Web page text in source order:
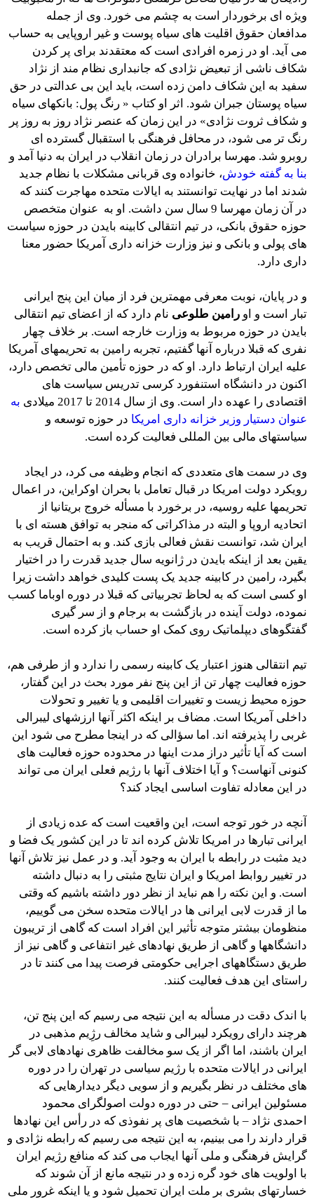
ویژه ای برخوردار است به چشم می خورد. وی از جمله
مدافعان حقوق اقلیت های سیاه پوست و غیر اروپایی به حساب
می آید. او در زمره افرادی است که معتقدند برای پر کردن
شکاف ناشی از تبعیض نژادی که جانبداری نظام مند از نژاد
سفید به این شکاف دامن زده است، باید این بی عدالتی در حق
سیاه پوستان جبران شود. اثر او کتاب « رنگ پول: بانکهای سیاه
و شکاف ثروت نژادی» در این زمان که عنصر نژاد روز به روز پر
رنگ تر می شود، در محافل فرهنگی با استقبال گسترده ای
روبرو شد. مهرسا برادران در زمان انقلاب در ایران به دنیا آمد و
بنا به گفته خودش، خانواده وی قربانی مشکلات با نظام جدید
شدند اما در نهایت توانستند به ایالات متحده مهاجرت کنند که
در آن زمان مهرسا 9 سال سن داشت. او به عنوان متخصص
حوزه حقوق بانکی، در تیم انتقالی کابینه بایدن در حوزه سیاست
های پولی و بانکی و نیز وزارت خزانه داری آمریکا حضور معنا
داری دارد.
و در پایان، نوبت معرفی مهمترین فرد از میان این پنج ایرانی
تبار است و او رامین طلوعی نام دارد که از اعضای تیم انتقالی
بایدن در حوزه مربوط به وزارت خارجه است. بر خلاف چهار
نفری که قبلا درباره آنها گفتیم، تجربه رامین به تحریمهای آمریکا
علیه ایران ارتباط دارد. او که در حوزه تأمین مالی تخصص دارد،
اکنون در دانشگاه استنفورد کرسی تدریس سیاست های
اقتصادی را عهده دار است. وی از سال 2014 تا 2017 میلادی
به
عنوان دستیار وزیر خزانه داری امریکا در حوزه توسعه و
سیاستهای مالی بین المللی فعالیت کرده است.
وی در سمت های متعددی که انجام وظیفه می کرد، در ایجاد
رویکرد دولت امریکا در قبال تعامل با بحران اوکراین، در اعمال
تحریمها علیه روسیه، در برخورد با مسأله خروج بریتانیا از
اتحادیه اروپا و البته در مذاکراتی که منجر به توافق هسته ای با
ایران شد، توانست نقش فعالی بازی کند. و به احتمال قریب به
یقین بعد از اینکه بایدن در ژانویه سال جدید قدرت را در اختیار
بگیرد، رامین در کابینه جدید یک پست کلیدی خواهد داشت زیرا
او کسی است که به لحاظ تجربیاتی که قبلا در دوره اوباما کسب
نموده، دولت آینده در بازگشت به برجام و از سر گیری
گفتگوهای دیپلماتیک روی کمک او حساب باز کرده است.
تیم انتقالی هنوز اعتبار یک کابینه رسمی را ندارد و از طرفی هم،
حوزه فعالیت چهار تن از این پنج نفر مورد بحث در این گفتار،
حوزه محیط زیست و تغییرات اقلیمی و یا تغییر و تحولات
داخلی آمریکا است. مضاف بر اینکه اکثر آنها ارزشهای لیبرالی
غربی را پذیرفته اند. اما سؤالی که در اینجا مطرح می شود این
است که آیا تأثیر دراز مدت اینها در محدوده حوزه فعالیت های
کنونی آنهاست؟ و آیا اختلاف آنها با رژیم فعلی ایران می تواند
در این معادله تفاوت اساسی ایجاد کند؟
آنچه در خور توجه است، این واقعیت است که عده زیادی از
ایرانی تبارها در امریکا تلاش کرده اند تا در این کشور یک فضا و
دید مثبت در رابطه با ایران به وجود آید. و در عمل نیز تلاش آنها
در تغییر روابط امریکا و ایران نتایج مثبتی را به دنبال داشته
است. و این نکته را هم نباید از نظر دور داشته باشیم که وقتی
ما از قدرت لابی ایرانی ها در ایالات متحده سخن می گوییم،
منظومان بیشتر متوجه تأثیر این افراد است که گاهی از تریبون
دانشگاهها و گاهی از طریق نهادهای غیر انتفاعی و گاهی نیز از
طریق دستگاههای اجرایی حکومتی فرصت پیدا می کنند تا در
راستای این هدف فعالیت کنند.
با اندک دقت در مسأله به این نتیجه می رسیم که این پنج تن،
هرچند دارای رویکرد لیبرالی و شاید مخالف رژِیم مذهبی در
ایران باشند، اما اگر از یک سو مخالفت ظاهری نهادهای لابی گر
ایرانی در ایالات متحده با رژیم سیاسی در تهران را در دوره
های مختلف در نظر بگیریم و از سویی دیگر دیدارهایی که
مسئولین ایرانی – حتی در دوره دولت اصولگرای محمود
احمدی نژاد – با شخصیت های پر نفوذی که در رأس این نهادها
قرار دارند را می بینیم، به این نتیجه می رسیم که رابطه نژادی و
گرایش فرهنگی و ملی آنها ایجاب می کند که منافع رژیم ایران
با اولویت های خود گره زده و در نتیجه مانع از آن شوند که
خسارتهای بشری بر ملت ایران تحمیل شود و یا اینکه غرور ملی